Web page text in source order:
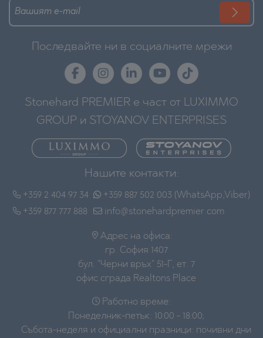
Последвайте ни в социалните мрежи
Stonehard PREMIER е част от LUXIMMO
GROUP и STOYANOV ENTERPRISES
Нашите контакти:
+359 2 404 97 34
+359 877 777 888
+359 887 502 003 (WhatsApp,Viber)
info@stonehardpremier.com
Адрес на офиса:
гр. София 1407
бул. "Черни връх" 51-Г, ет. 7
офис сграда Realtons Place
Работно време:
Понеделник-петък: 10:00 - 18:00;
Събота-неделя и официални празници: почивни дни